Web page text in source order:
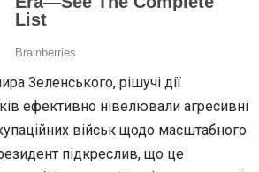
Зеленського, рішучі дії
ефективно нівелювали агресивні
військ щодо масштабного
підкреслив, що це